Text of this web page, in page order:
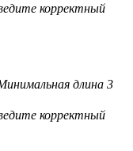
корректный
длина 3
корректный